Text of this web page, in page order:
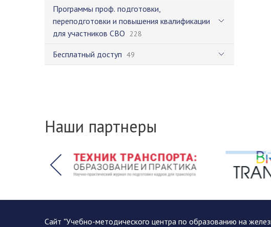
Программы проф. подготовки,
переподготовки и повышения квалификации
для участников СВО 228
Бесплатный доступ 49
Наши партнеры
Сайт "Учебно-методического центра по образованию на